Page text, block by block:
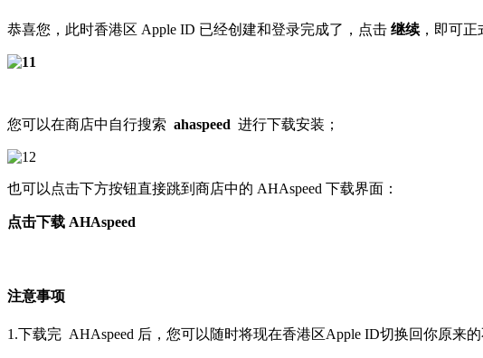
恭喜您，此时香港区 Apple ID 已经创建和登录完成了，点击 继续，即可正
您可以在商店中自行搜索 ahaspeed 进行下载安装；
也可以点击下方按钮直接跳到商店中的 AHAspeed 下载界面：
点击下载 AHAspeed
注意事项
1.下载完 AHAspeed 后，您可以随时将现在香港区Apple ID切换回你原来